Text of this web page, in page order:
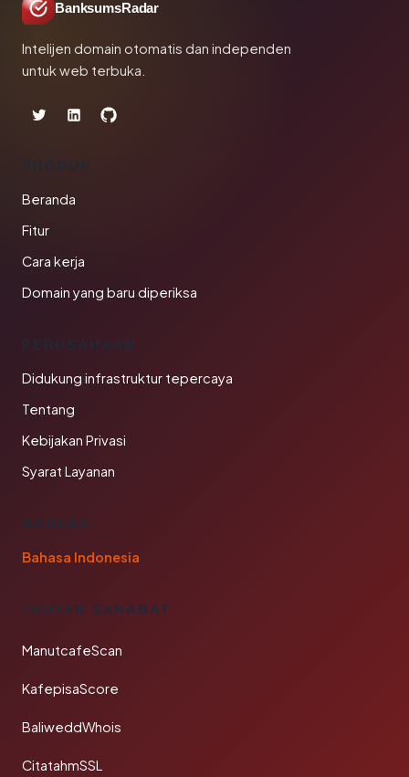
BanksumsRadar
Intelijen domain otomatis dan independen
untuk web terbuka.
PRODUK
Beranda
Fitur
Cara kerja
Domain yang baru diperiksa
PERUSAHAAN
Didukung infrastruktur tepercaya
Tentang
Kebijakan Privasi
Syarat Layanan
BAHASA
Bahasa Indonesia
TAUTAN SAHABAT
ManutcafeScan
KafepisaScore
BaliweddWhois
CitatahmSSL